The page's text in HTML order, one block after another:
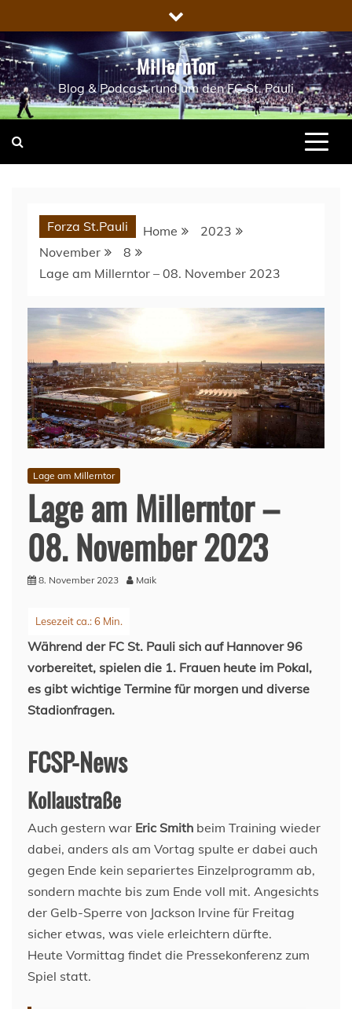
to
content
MillernTon
Blog & Podcast rund um den FC St. Pauli
Forza St.Pauli Home
2023
November
8
Lage am Millerntor – 08. November 2023
Lage am Millerntor
Lage am Millerntor –
08. November 2023
8. November 2023 Maik
Während der FC St. Pauli sich auf Hannover 96
vorbereitet, spielen die 1. Frauen heute im Pokal,
es gibt wichtige Termine für morgen und diverse
Stadionfragen.
FCSP-News
Kollaustraße
Auch gestern war Eric Smith beim Training wieder
dabei, anders als am Vortag spulte er dabei auch
gegen Ende kein separiertes Einzelprogramm ab,
sondern machte bis zum Ende voll mit. Angesichts
der Gelb-Sperre von Jackson Irvine für Freitag
sicher etwas, was viele erleichtern dürfte.
Heute Vormittag findet die Pressekonferenz zum
Spiel statt.